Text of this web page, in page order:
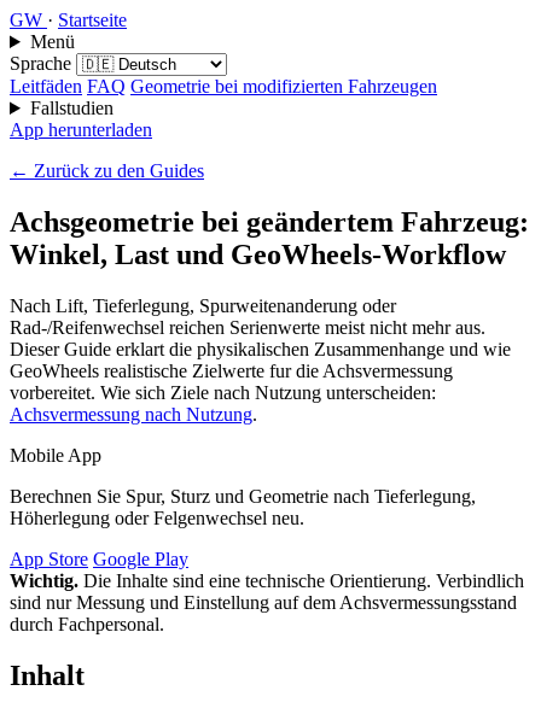
GW · Startseite
Menü
Sprache
Leitfäden FAQ Geometrie bei modifizierten Fahrzeugen
Fallstudien
App herunterladen
← Zurück zu den Guides
Achsgeometrie bei geändertem Fahrzeug:
Winkel, Last und GeoWheels-Workflow
Nach Lift, Tieferlegung, Spurweitenanderung oder
Rad-/Reifenwechsel reichen Serienwerte meist nicht mehr aus.
Dieser Guide erklart die physikalischen Zusammenhange und wie
GeoWheels realistische Zielwerte fur die Achsvermessung
vorbereitet. Wie sich Ziele nach Nutzung unterscheiden:
Achsvermessung nach Nutzung.
Mobile App
Berechnen Sie Spur, Sturz und Geometrie nach Tieferlegung,
Höherlegung oder Felgenwechsel neu.
App Store Google Play
Wichtig. Die Inhalte sind eine technische Orientierung. Verbindlich
sind nur Messung und Einstellung auf dem Achsvermessungsstand
durch Fachpersonal.
Inhalt